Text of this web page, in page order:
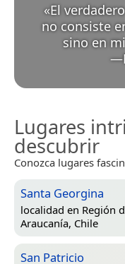
«El
no consiste
sino en
—
Lugares
descubrir
Conozca lugares
Santa Georgina
localidad en Región
Araucanía, Chile
San Patricio